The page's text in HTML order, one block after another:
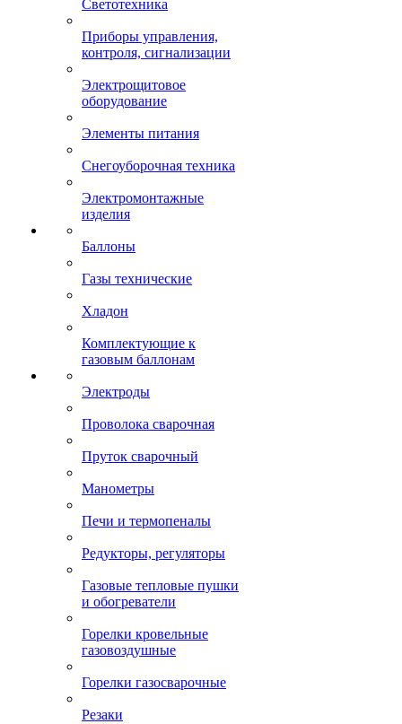
Светотехника
Приборы управления,
контроля, сигнализации
Электрощитовое
оборудование
Элементы питания
Снегоуборочная техника
Электромонтажные
изделия
Баллоны
Газы технические
Хладон
Комплектующие к
газовым баллонам
Электроды
Проволока сварочная
Пруток сварочный
Манометры
Печи и термопеналы
Редукторы, регуляторы
Газовые тепловые пушки
и обогреватели
Горелки кровельные
газовоздушные
Горелки газосварочные
Резаки